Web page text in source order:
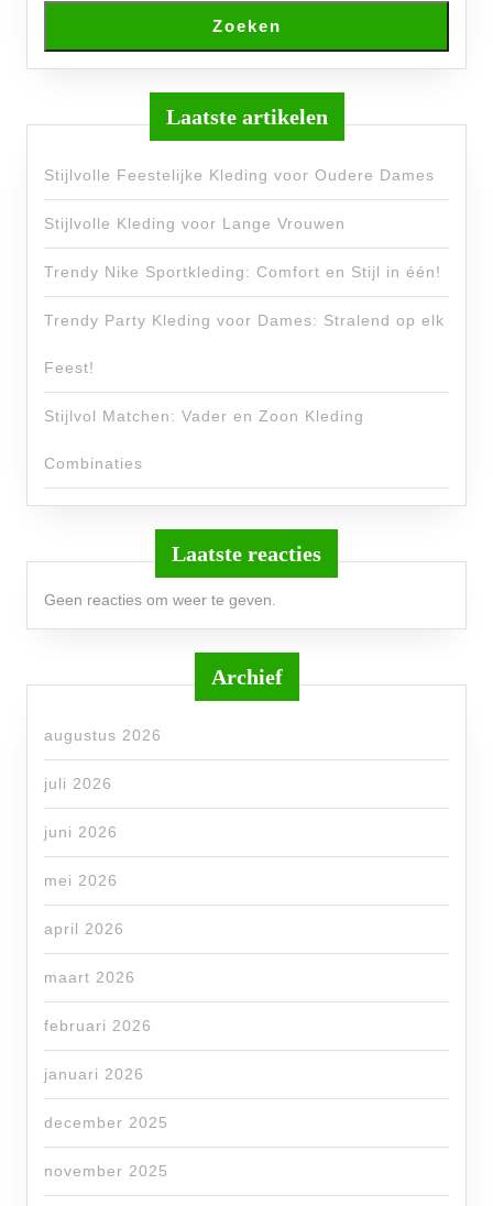
Zoeken
Laatste artikelen
Stijlvolle Feestelijke Kleding voor Oudere Dames
Stijlvolle Kleding voor Lange Vrouwen
Trendy Nike Sportkleding: Comfort en Stijl in één!
Trendy Party Kleding voor Dames: Stralend op elk
Feest!
Stijlvol Matchen: Vader en Zoon Kleding
Combinaties
Laatste reacties
Geen reacties om weer te geven.
Archief
augustus 2026
juli 2026
juni 2026
mei 2026
april 2026
maart 2026
februari 2026
januari 2026
december 2025
november 2025